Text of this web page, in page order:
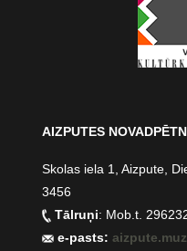
AIZPUTES
Skolas iela 1, Aizpute,
3456
Tālruņi: Mob.t.
e-pasts: